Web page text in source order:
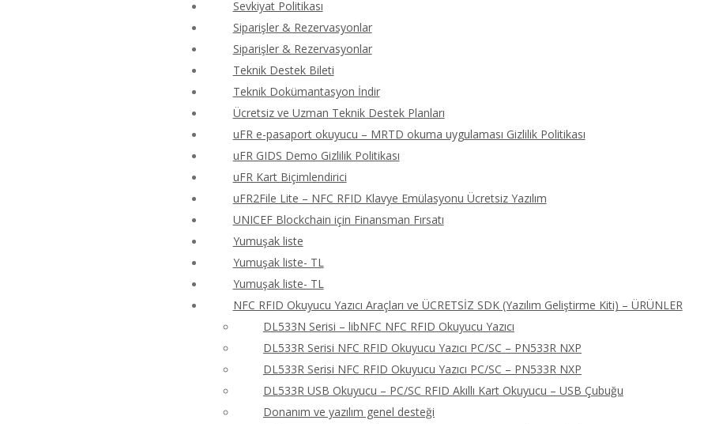
Sevkiyat Politikası
Siparişler & Rezervasyonlar
Siparişler & Rezervasyonlar
Teknik Destek Bileti
Teknik Dokümantasyon İndir
Ücretsiz ve Uzman Teknik Destek Planları
uFR e-pasaport okuyucu – MRTD okuma uygulaması Gizlilik Politikası
uFR GIDS Demo Gizlilik Politikası
uFR Kart Biçimlendirici
uFR2File Lite – NFC RFID Klavye Emülasyonu Ücretsiz Yazılım
UNICEF Blockchain için Finansman Fırsatı
Yumuşak liste
Yumuşak liste- TL
Yumuşak liste- TL
NFC RFID Okuyucu Yazıcı Araçları ve ÜCRETSİZ SDK (Yazılım Geliştirme Kiti) – ÜRÜNLER
DL533N Serisi – libNFC NFC RFID Okuyucu Yazıcı
DL533R Serisi NFC RFID Okuyucu Yazıcı PC/SC – PN533R NXP
DL533R Serisi NFC RFID Okuyucu Yazıcı PC/SC – PN533R NXP
DL533R USB Okuyucu – PC/SC RFID Akıllı Kart Okuyucu – USB Çubuğu
Donanım ve yazılım genel desteği